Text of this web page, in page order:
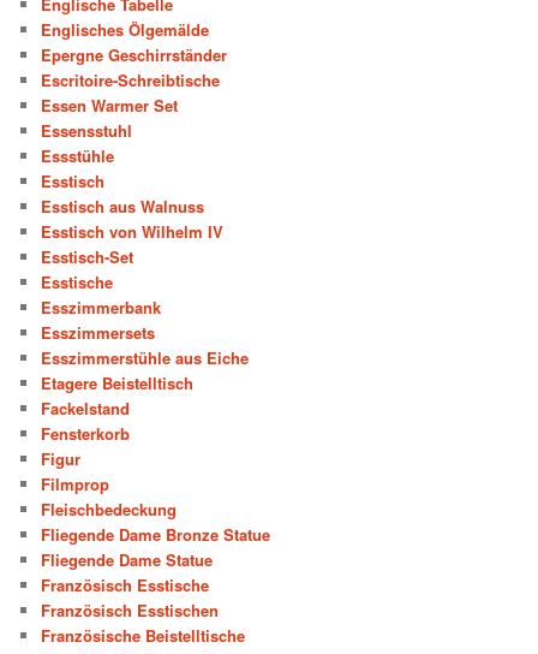
Englisches Ölgemälde
Epergne Geschirrständer
Escritoire-Schreibtische
Essen Warmer Set
Essensstuhl
Essstühle
Esstisch
Esstisch aus Walnuss
Esstisch von Wilhelm IV
Esstisch-Set
Esstische
Esszimmerbank
Esszimmersets
Esszimmerstühle aus Eiche
Etagere Beistelltisch
Fackelstand
Fensterkorb
Figur
Filmprop
Fleischbedeckung
Fliegende Dame Bronze Statue
Fliegende Dame Statue
Französisch Esstische
Französisch Esstischen
Französische Beistelltische